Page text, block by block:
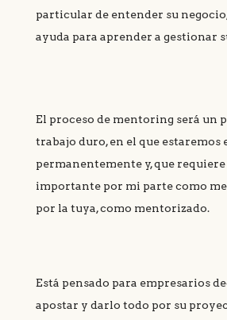
particular de entender su
ayuda para aprender a gestionar
El proceso de mentoring será un
trabajo duro, en el que estaremos
permanentemente y, que
importante por mi parte como
por la tuya, como mentorizado.
Está pensado para empresarios
apostar y darlo todo por su